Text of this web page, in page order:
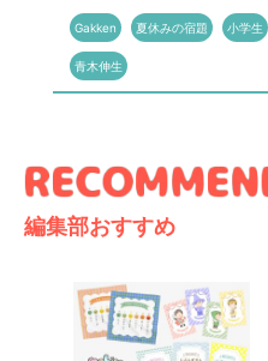
Gakken 夏休みの宿題 小学生
青木伸生
編集部おすすめ